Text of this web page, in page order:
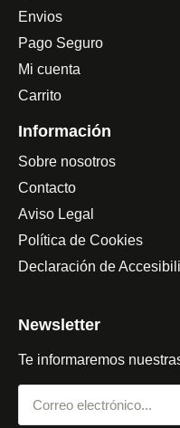
Envios
Pago Seguro
Mi cuenta
Carrito
Información
Sobre nosotros
Contacto
Aviso Legal
Política de Cookies
Declaración de
Newsletter
Te informaremos